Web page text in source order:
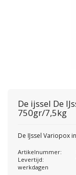
De ijssel De
750gr/7,5kg
De IJssel Variopox
Artikelnummer:
Levertijd:
werkdagen